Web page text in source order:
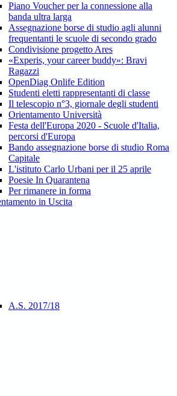
Piano Voucher per la connessione alla
banda ultra larga
Assegnazione borse di studio agli alunni
frequentanti le scuole di secondo grado
Condivisione progetto Ares
«Experis, your career buddy»: Bravi
Ragazzi
OpenDiag Onlife Edition
Studenti eletti rappresentanti di classe
Il telescopio n°3, giornale degli studenti
Orientamento Università
Festa dell'Europa 2020 - Scuole d'Italia,
percorsi d'Europa
Bando assegnazione borse di studio Roma
Capitale
L'istituto Carlo Urbani per il 25 aprile
Poesie In Quarantena
Per rimanere in forma
in Uscita
A.S. 2017/18